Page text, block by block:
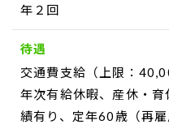
年２回
待遇
交通費支給（上限：
年次有給休暇、産休・
績有り、定年60歳（再